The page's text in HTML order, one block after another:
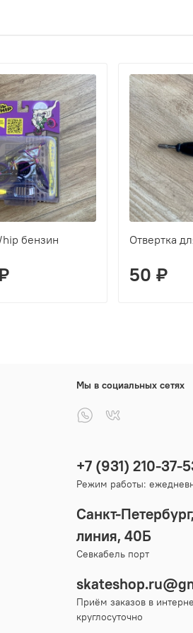
бензин Отвертка
50 ₽
Мы в социальных сетях
+7 (931) 210-37-
Режим работы:
Санкт-
линия, 40Б
Севкабель порт
Приём заказов в
круглосуточно